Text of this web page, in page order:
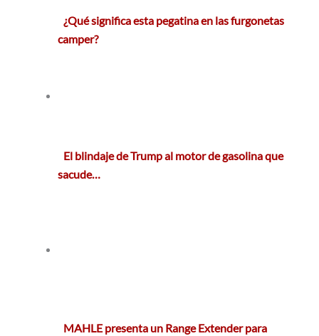
¿Qué significa esta pegatina en las furgonetas
camper?
El blindaje de Trump al motor de gasolina que
sacude…
MAHLE presenta un Range Extender para